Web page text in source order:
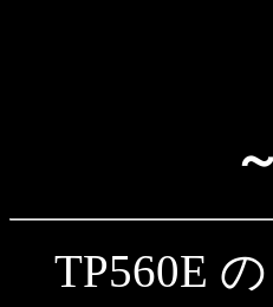
TP560E